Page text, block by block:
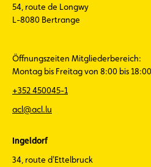
54, route de Longwy
L-8080 Bertrange
Öffnungszeiten Mitgliederbereich:
Montag bis Freitag von 8:00 bis
+352 450045-1
acl@acl.lu
Ingeldorf
34, route d'Ettelbruck